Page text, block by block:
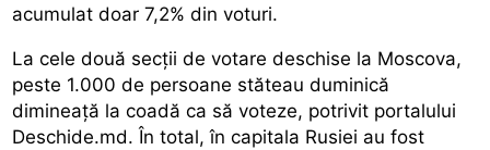
acumulat doar 7,2% din voturi.
La cele două secții de votare deschise la Moscova,
peste 1.000 de persoane stăteau duminică
dimineață la coadă ca să voteze, potrivit portalului
Deschide.md. În total, în capitala Rusiei au fost